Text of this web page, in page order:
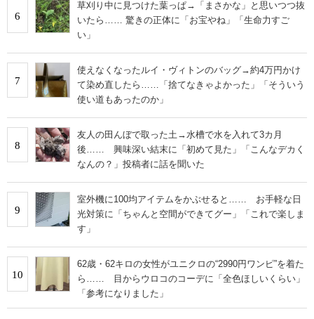
6
草刈り中に見つけた葉っぱ→「まさかな」と思いつつ抜
いたら…… 驚きの正体に「お宝やね」「生命力すご
い」
7
使えなくなったルイ・ヴィトンのバッグ→約4万円かけ
て染め直したら……「捨てなきゃよかった」「そういう
使い道もあったのか」
8
友人の田んぼで取った土→水槽で水を入れて3カ月
後…… 興味深い結末に「初めて見た」「こんなデカく
なんの？」投稿者に話を聞いた
9
室外機に100均アイテムをかぶせると…… お手軽な日
光対策に「ちゃんと空間ができてグー」「これで楽しま
す」
10
62歳・62キロの女性がユニクロの“2990円ワンピ”を着た
ら…… 目からウロコのコーデに「全色ほしいくらい」
「参考になりました」